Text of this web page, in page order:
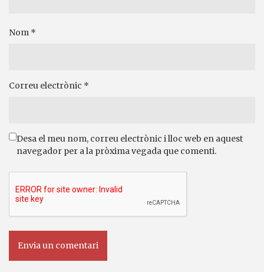
Nom *
Correu electrònic *
Desa el meu nom, correu electrònic i lloc web en aquest
navegador per a la pròxima vegada que comenti.